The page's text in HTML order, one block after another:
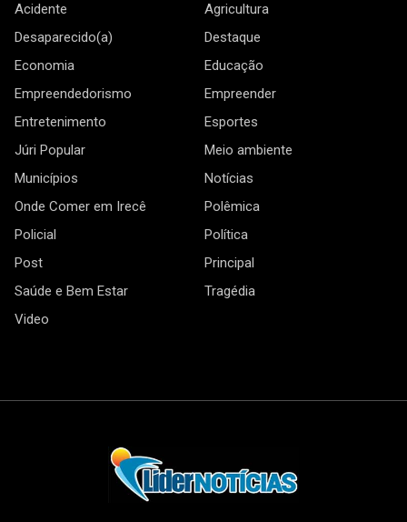
Acidente
Agricultura
Desaparecido(a)
Destaque
Economia
Educação
Empreendedorismo
Empreender
Entretenimento
Esportes
Júri Popular
Meio ambiente
Municípios
Notícias
Onde Comer em Irecê
Polêmica
Policial
Política
Post
Principal
Saúde e Bem Estar
Tragédia
Video